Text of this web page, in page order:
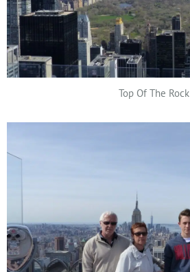
Top Of The Rock